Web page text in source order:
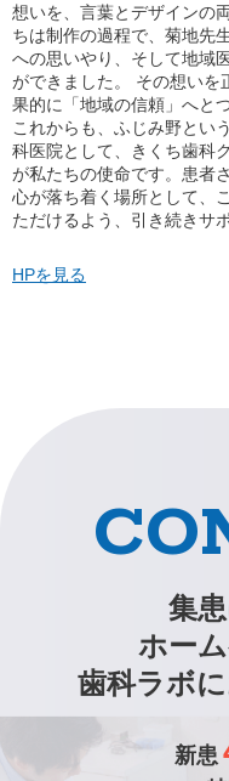
想いを、言葉とデザインの
ちは制作の過程で、菊地先
への思いやり、そして地域
ができました。 その想いを
果的に「地域の信頼」へと
これからも、ふじみ野とい
科医院として、きくち歯科
が私たちの使命です。患者
心が落ち着く場所として、
ただけるよう、引き続きサ
HPを見る
集
ホー
歯科ラボ
新患